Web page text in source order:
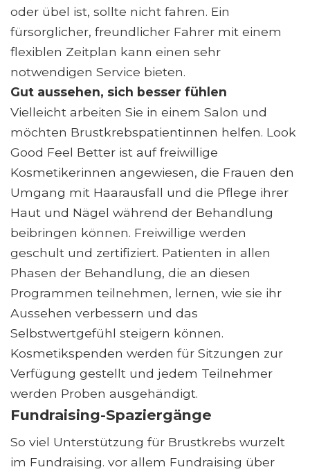
oder übel ist, sollte nicht fahren. Ein
fürsorglicher, freundlicher Fahrer mit einem
flexiblen Zeitplan kann einen sehr
notwendigen Service bieten.
Gut aussehen, sich besser fühlen
Vielleicht arbeiten Sie in einem Salon und
möchten Brustkrebspatientinnen helfen. Look
Good Feel Better ist auf freiwillige
Kosmetikerinnen angewiesen, die Frauen den
Umgang mit Haarausfall und die Pflege ihrer
Haut und Nägel während der Behandlung
beibringen können. Freiwillige werden
geschult und zertifiziert. Patienten in allen
Phasen der Behandlung, die an diesen
Programmen teilnehmen, lernen, wie sie ihr
Aussehen verbessern und das
Selbstwertgefühl steigern können.
Kosmetikspenden werden für Sitzungen zur
Verfügung gestellt und jedem Teilnehmer
werden Proben ausgehändigt.
Fundraising-Spaziergänge
So viel Unterstützung für Brustkrebs wurzelt
im Fundraising. vor allem Fundraising über